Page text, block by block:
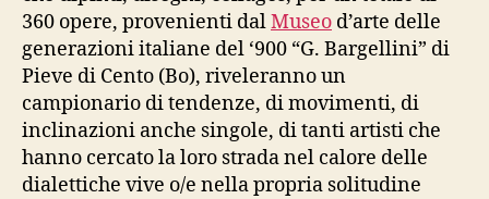
360 opere, provenienti dalMuseo d’arte delle
generazioni italiane del ‘900 “G. Bargellini” di
Pieve di Cento (Bo), riveleranno un
campionario di tendenze, di movimenti, di
inclinazioni anche singole, di tanti artisti che
hanno cercato la loro strada nel calore delle
dialettiche vive o/e nella propria solitudine